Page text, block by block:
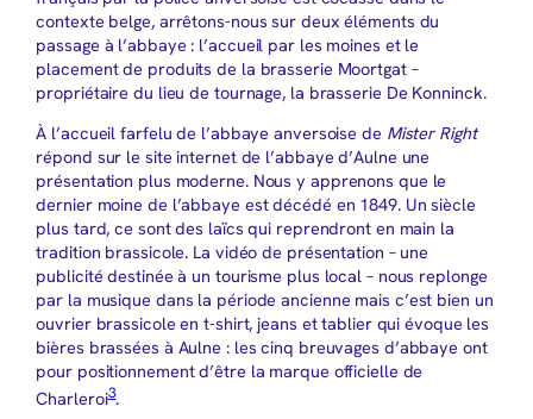
contexte belge, arrêtons-nous sur deux éléments du
passage à l’abbaye : l’accueil par les moines et le
placement de produits de la brasserie Moortgat –
propriétaire du lieu de tournage, la brasserie De Konninck.
À l’accueil farfelu de l’abbaye anversoise de Mister Right
répond sur le site internet de l’abbaye d’Aulne une
présentation plus moderne. Nous y apprenons que le
dernier moine de l’abbaye est décédé en 1849. Un siècle
plus tard, ce sont des laïcs qui reprendront en main la
tradition brassicole. La vidéo de présentation – une
publicité destinée à un tourisme plus local – nous replonge
par la musique dans la période ancienne mais c’est bien un
ouvrier brassicole en t-shirt, jeans et tablier qui évoque les
bières brassées à Aulne : les cinq breuvages d’abbaye ont
pour positionnement d’être la marque officielle de
Charleroi3.